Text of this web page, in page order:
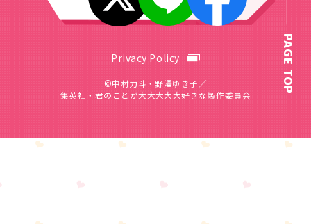
Privacy Policy
©中村力斗・野澤ゆき子／
集英社・君のことが大大大大大好きな製作委員会
PAGE TOP